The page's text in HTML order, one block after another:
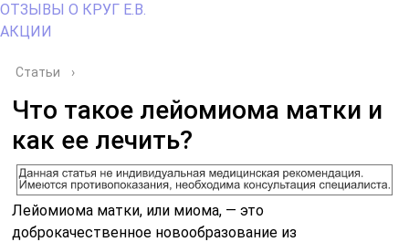
ОТЗЫВЫ О КРУГ Е.В.
АКЦИИ
Статьи ›
Что такое лейомиома матки и
как ее лечить?
Лейомиома матки, или миома, — это
доброкачественное новообразование из